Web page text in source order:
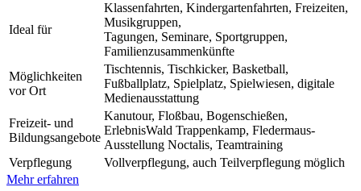
Ideal für
Klassenfahrten, Kindergartenfahrten, Freizeiten,
Musikgruppen,
Tagungen, Seminare, Sportgruppen,
Familienzusammenkünfte
Möglichkeiten
vor Ort
Tischtennis, Tischkicker, Basketball,
Fußballplatz, Spielplatz, Spielwiesen, digitale
Medienausstattung
Freizeit- und
Bildungsangebote
Kanutour, Floßbau, Bogenschießen,
ErlebnisWald Trappenkamp, Fledermaus-
Ausstellung Noctalis, Teamtraining
Verpflegung
Vollverpflegung, auch Teilverpflegung möglich
Mehr erfahren